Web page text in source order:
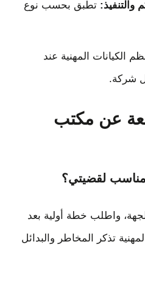
والتنفيذ: تطبق بحسب نوع
الكيانات المهنية عند
شركة.
عن مكتب
لقضيتي؟
واطلب خطة أولية بعد
تذكر المخاطر والبدائل